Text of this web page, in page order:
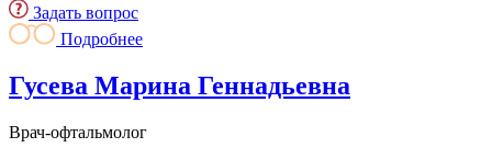
Задать вопрос
Подробнее
Гусева Марина Геннадьевна
Врач-офтальмолог